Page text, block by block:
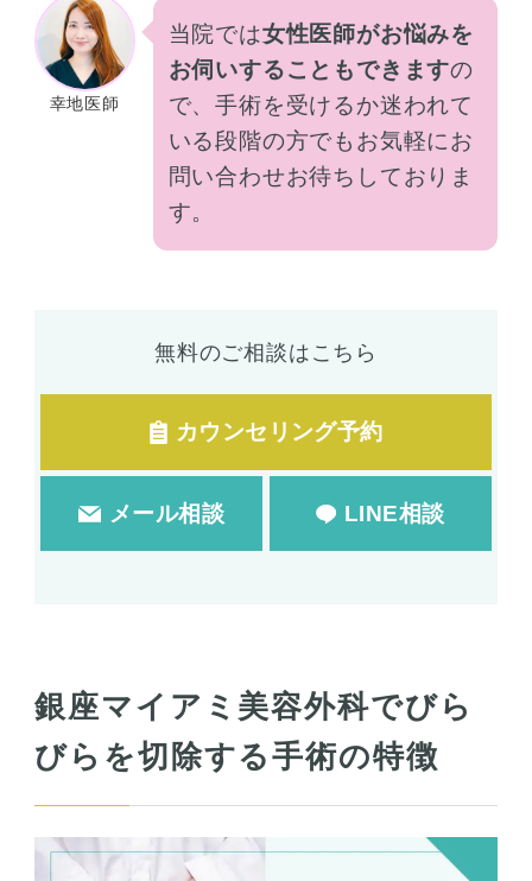
幸地医師
当院では女性医師がお悩みを
お伺いすることもできますの
で、手術を受けるか迷われて
いる段階の方でもお気軽にお
問い合わせお待ちしておりま
す。
無料のご相談はこちら
カウンセリング予約
メール相談 LINE相談
銀座マイアミ美容外科でびら
びらを切除する手術の特徴